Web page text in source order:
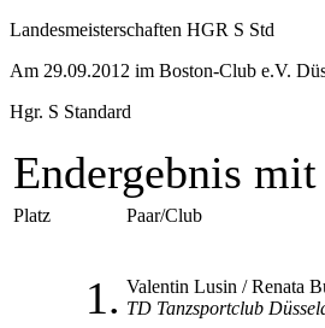
Landesmeisterschaften HGR S Std
Am 29.09.2012 im Boston-Club e.V.
Hgr. S Standard
Endergebnis
Platz Paar/Club
1. Valentin Lusin / Renata
TD Tanzsportclub